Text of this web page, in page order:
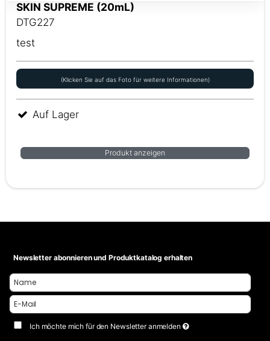
SKIN SUPREME (20mL)
DTG227
test
(Klicken Sie auf das Foto für weitere Informationen)
Auf Lager
Produkt anzeigen
Newsletter abonnieren und Produktkatalog erhalten
Ich möchte mich für den Newsletter anmelden